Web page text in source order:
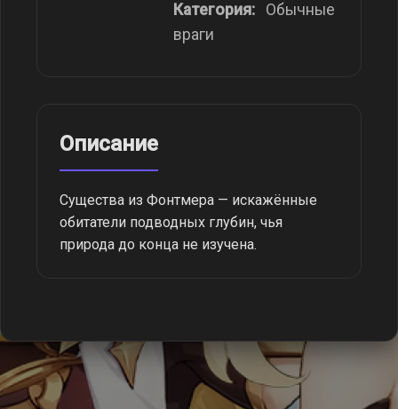
Категория:
Обычные
враги
Описание
Существа из Фонтмера — искажённые
обитатели подводных глубин, чья
природа до конца не изучена.